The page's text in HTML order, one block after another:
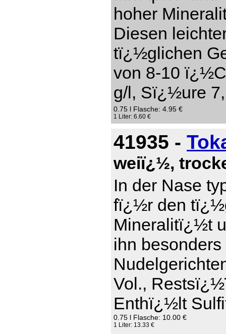
hoher
Diesen
tï¿½glichen
von 8-10
g/l, Sï¿½ure
0.75 l Flasche: 4.95 €
1 Liter: 6.60 €
41935 -
weiï¿½,
In der Nase
fï¿½r den
Mineralitï¿½t
ihn
Vol.,
Enthï¿½lt
0.75 l Flasche: 10.00 €
1 Liter: 13.33 €